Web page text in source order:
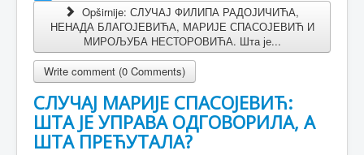
Opširnije: СЛУЧАЈ ФИЛИПА РАДОЈИЧИЋА,
НЕНАДА БЛАГОЈЕВИЋА, МАРИЈЕ СПАСОЈЕВИЋ И
МИРОЉУБА НЕСТОРОВИЋА. Шта је...
Write comment (0 Comments)
СЛУЧАЈ МАРИЈЕ СПАСОЈЕВИЋ:
ШТА ЈЕ УПРАВА ОДГОВОРИЛА, А
ШТА ПРЕЋУТАЛА?